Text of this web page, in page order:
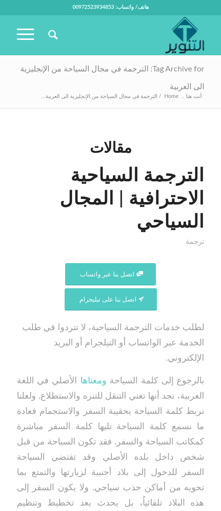
هاتف/ واتساب: 00972523934853
Tag Archive for: الترجمة في مجال السياحة من الإنجليزية
الى العربية
أنت هنا .. Home
/ الترجمة في مجال السياحة من الإنجليزية الى العربية...
مقالات
الترجمة السياحية
الاحترافية | المجال
السياحي
ترجمة
اتصل بنا عبر واتساب
اتصل بنا على تيليجرام
لطلب خدمات الترجمة السياحية، لا تتردوا في طلب
الخدمة عبر الواتساب أو التيلجرام أو البريد
الإلكتروني.
بالرجوع إلى كلمة السياحة ومعناها الأصلي في اللغة
العربية، نجد أنها تعني التنقل للتنزه والاستطلاع. ولعلنا
نربط كلمة السياحة بحقيبة السفر والاستجمام فعادة
ما نسمع كلمة السياحة تليها كلمة السفر مباشرة
كمكاتب السياحة والسفر. فقد تكون السياحة من قبل
شخص داخل بلده الأصلي وقد تقتضي السياحة
السفر للدخول إلى بلاد أجنبية لزيارتها والتمتع بما
تحويه من أماكن جذب سياحي. ولا يكون السفر إلى
هذه البلاد تلقائياُ، بل يحدث بعد تخطيط وتنظيم